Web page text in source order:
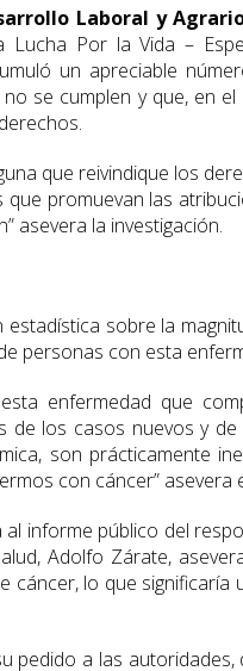
Laboral y Agrario
Lucha Por la Vida –
un apreciable
se cumplen y que, en
que reivindique los
promuevan las
asevera la investigación.
sobre la
personas con esta
enfermedad que
de los casos nuevos y
son prácticamente
con cáncer” asevera
al informe público del
Adolfo Zárate,
cáncer, lo que
pedido a las